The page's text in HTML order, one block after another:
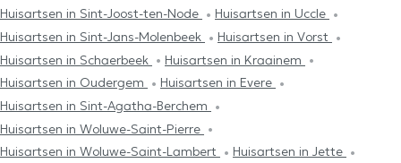
Huisartsen in Sint-Joost-ten-Node
Huisartsen in Uccle
Huisartsen in Sint-Jans-Molenbeek
Huisartsen in Vorst
Huisartsen in Schaerbeek
Huisartsen in Kraainem
Huisartsen in Oudergem
Huisartsen in Evere
Huisartsen in Sint-Agatha-Berchem
Huisartsen in Woluwe-Saint-Pierre
Huisartsen in Woluwe-Saint-Lambert
Huisartsen in Jette